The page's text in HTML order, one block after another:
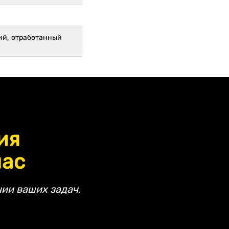
отработанный
ваших задач.